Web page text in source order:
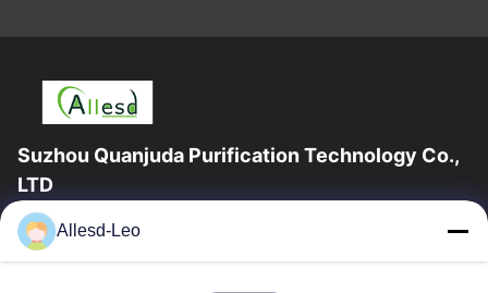
Suzhou Quanjuda Purification Technology Co.,
LTD
ESDの一流の製造業者として16years経験、そして輸出業者及びク
リーンルーム プロダクト、私達はESDの実線を及びクリーンルー
Allesd-Leo